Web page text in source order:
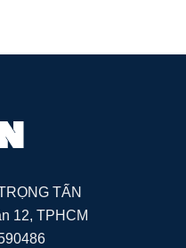
TẤN
12, TPHCM